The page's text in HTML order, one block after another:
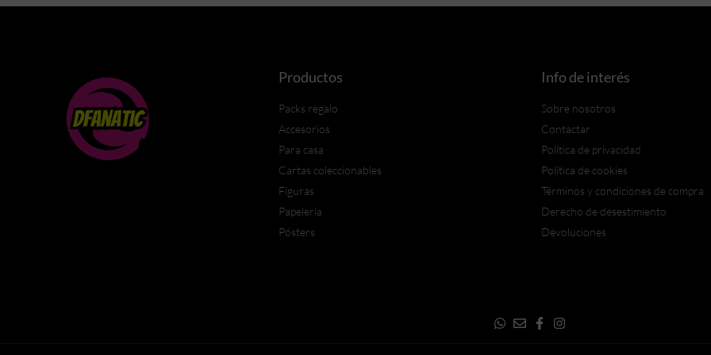
Productos
Packs regalo
Accesorios
Para casa
Cartas coleccionables
Figuras
Papelería
Pósters
Info de interés
Sobre nosotros
Contactar
Política de privacidad
Política de cookies
Términos y condiciones de compra
Derecho de desestimiento
Devoluciones